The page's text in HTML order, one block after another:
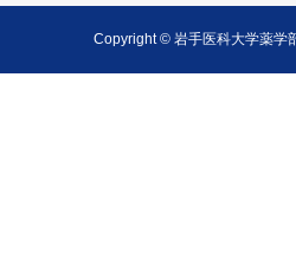
Copyright © 岩手医科大学薬学